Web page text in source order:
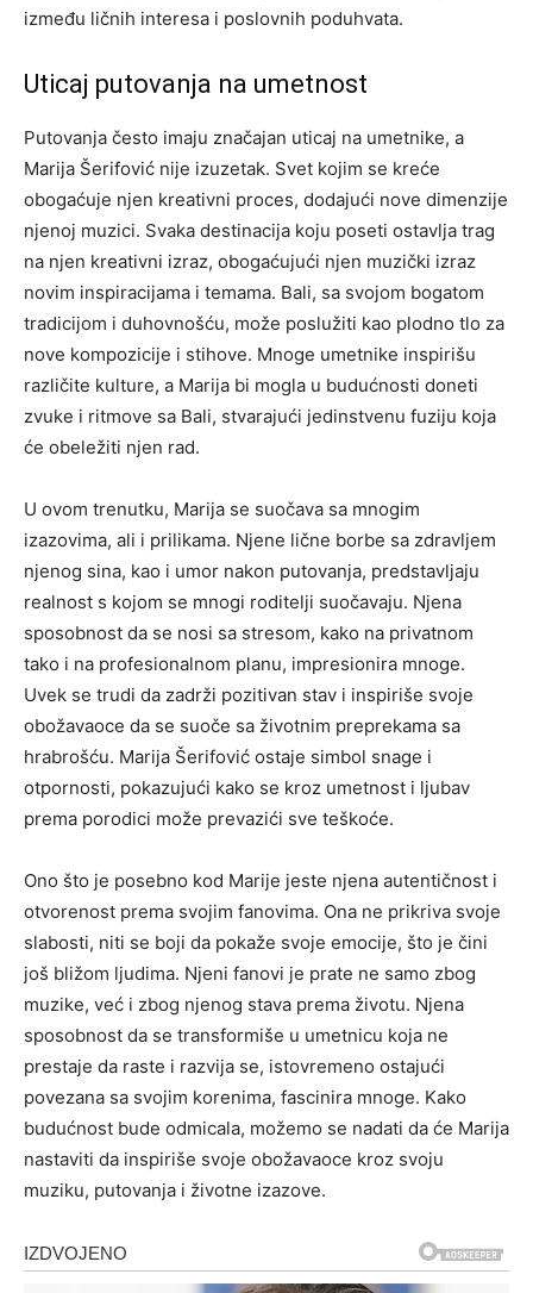
između ličnih interesa i poslovnih poduhvata.
Uticaj putovanja na umetnost
Putovanja često imaju značajan uticaj na umetnike, a
Marija Šerifović nije izuzetak. Svet kojim se kreće
obogaćuje njen kreativni proces, dodajući nove dimenzije
njenoj muzici. Svaka destinacija koju poseti ostavlja trag
na njen kreativni izraz, obogaćujući njen muzički izraz
novim inspiracijama i temama. Bali, sa svojom bogatom
tradicijom i duhovnošću, može poslužiti kao plodno tlo za
nove kompozicije i stihove. Mnoge umetnike inspirišu
različite kulture, a Marija bi mogla u budućnosti doneti
zvuke i ritmove sa Bali, stvarajući jedinstvenu fuziju koja
će obeležiti njen rad.
U ovom trenutku, Marija se suočava sa mnogim
izazovima, ali i prilikama. Njene lične borbe sa zdravljem
njenog sina, kao i umor nakon putovanja, predstavljaju
realnost s kojom se mnogi roditelji suočavaju. Njena
sposobnost da se nosi sa stresom, kako na privatnom
tako i na profesionalnom planu, impresionira mnoge.
Uvek se trudi da zadrži pozitivan stav i inspiriše svoje
obožavaoce da se suoče sa životnim preprekama sa
hrabrošću. Marija Šerifović ostaje simbol snage i
otpornosti, pokazujući kako se kroz umetnost i ljubav
prema porodici može prevazići sve teškoće.
Ono što je posebno kod Marije jeste njena autentičnost i
otvorenost prema svojim fanovima. Ona ne prikriva svoje
slabosti, niti se boji da pokaže svoje emocije, što je čini
još bližom ljudima. Njeni fanovi je prate ne samo zbog
muzike, već i zbog njenog stava prema životu. Njena
sposobnost da se transformiše u umetnicu koja ne
prestaje da raste i razvija se, istovremeno ostajući
povezana sa svojim korenima, fascinira mnoge. Kako
budućnost bude odmicala, možemo se nadati da će Marija
nastaviti da inspiriše svoje obožavaoce kroz svoju
muziku, putovanja i životne izazove.